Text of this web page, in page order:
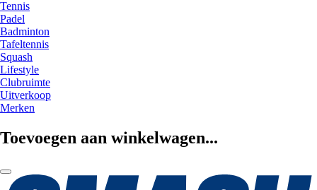
Tennis
Padel
Badminton
Tafeltennis
Squash
Lifestyle
Clubruimte
Uitverkoop
Merken
Toevoegen aan winkelwagen...